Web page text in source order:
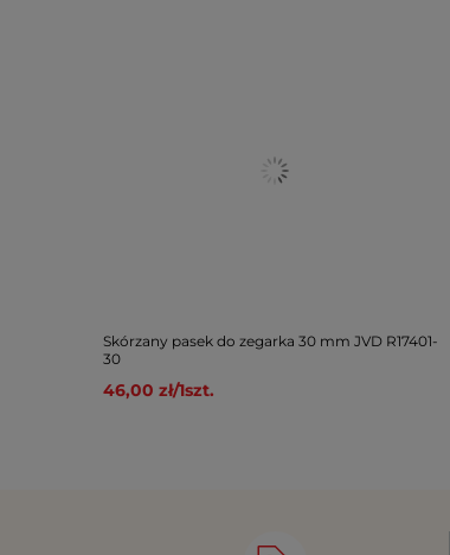
Skórzany pasek do zegarka 30 mm JVD R17401-
30
46,00 zł/1szt.